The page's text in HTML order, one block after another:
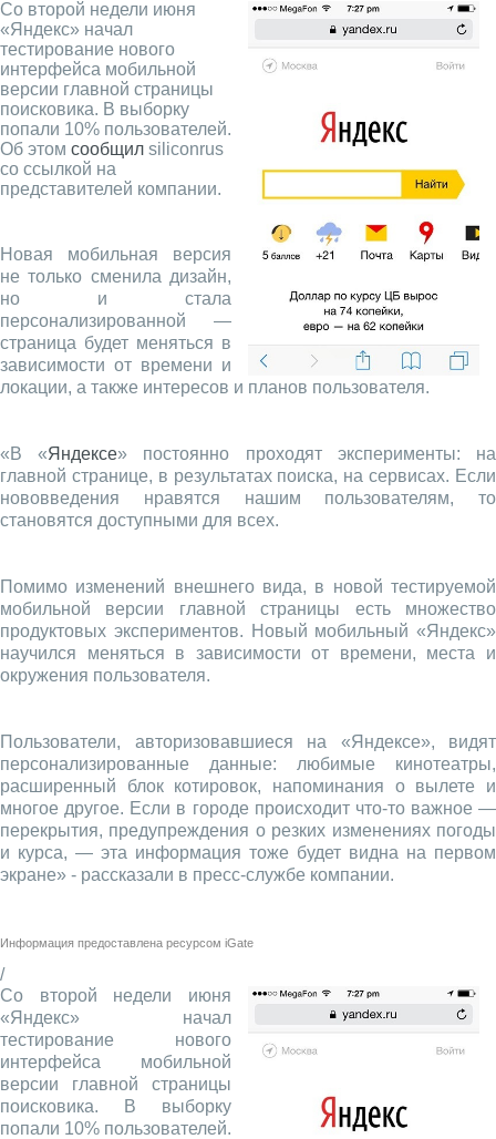
Со второй недели июня
«Яндекс» начал
тестирование нового
интерфейса мобильной
версии главной страницы
поисковика. В выборку
попали 10% пользователей.
Об этом сообщил siliconrus
со ссылкой на
представителей компании.
Новая мобильная версия
не только сменила дизайн,
но и стала
персонализированной —
страница будет меняться в
зависимости от времени и
локации, а также интересов и планов пользователя.
«В «Яндексе» постоянно проходят эксперименты: на
главной странице, в результатах поиска, на сервисах. Если
нововведения нравятся нашим пользователям, то
становятся доступными для всех.
Помимо изменений внешнего вида, в новой тестируемой
мобильной версии главной страницы есть множество
продуктовых экспериментов. Новый мобильный «Яндекс»
научился меняться в зависимости от времени, места и
окружения пользователя.
Пользователи, авторизовавшиеся на «Яндексе», видят
персонализированные данные: любимые кинотеатры,
расширенный блок котировок, напоминания о вылете и
многое другое. Если в городе происходит что-то важное —
перекрытия, предупреждения о резких изменениях погоды
и курса, — эта информация тоже будет видна на первом
экране» - рассказали в пресс-службе компании.
Информация предоставлена ресурсом iGate
/
Со второй недели июня
«Яндекс» начал
тестирование нового
интерфейса мобильной
версии главной страницы
поисковика. В выборку
попали 10% пользователей.